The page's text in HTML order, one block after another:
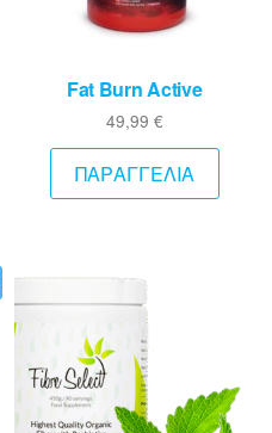
Fat Burn Active
49,99 €
ΠΑΡΑΓΓΕΛΙΑ